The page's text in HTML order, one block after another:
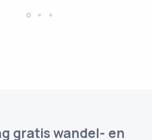
gratis wandel- en